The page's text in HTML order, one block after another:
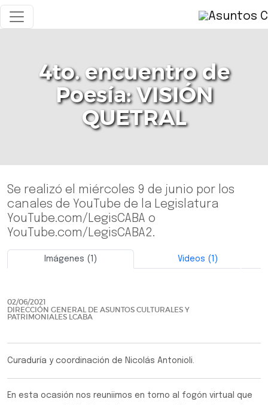
4to. encuentro de
Poesía: VISIÓN
QUETRAL
Se realizó el miércoles 9 de junio por los
canales de YouTube de la Legislatura
YouTube.com/LegisCABA o
YouTube.com/LegisCABA2.
Imágenes (1) Videos (1)
02/06/2021
DIRECCIÓN GENERAL DE ASUNTOS CULTURALES Y
PATRIMONIALES LCABA
Curaduría y coordinación de Nicolás Antonioli.
En esta ocasión nos reuniimos en torno al fogón virtual que